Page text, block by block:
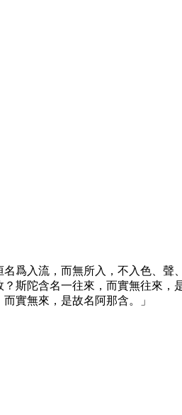
爲入流，而無所入，不入色、聲
斯陀含名一往來，而實無往來，
實無來，是故名阿那含。」